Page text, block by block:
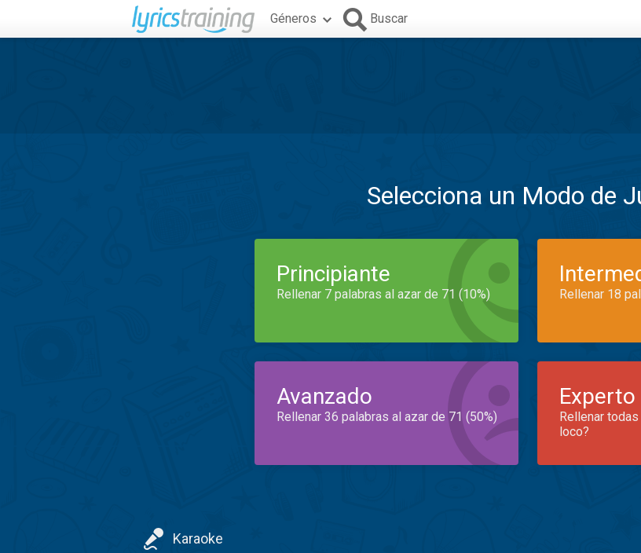
Géneros Buscar
Selecciona un Modo de
Principiante
Rellenar 7 palabras al azar de 71 (10%) Rellenar 18
Avanzado
Rellenar 36 palabras al azar de 71 (50%)
Experto
Rellenar
loco?
Karaoke